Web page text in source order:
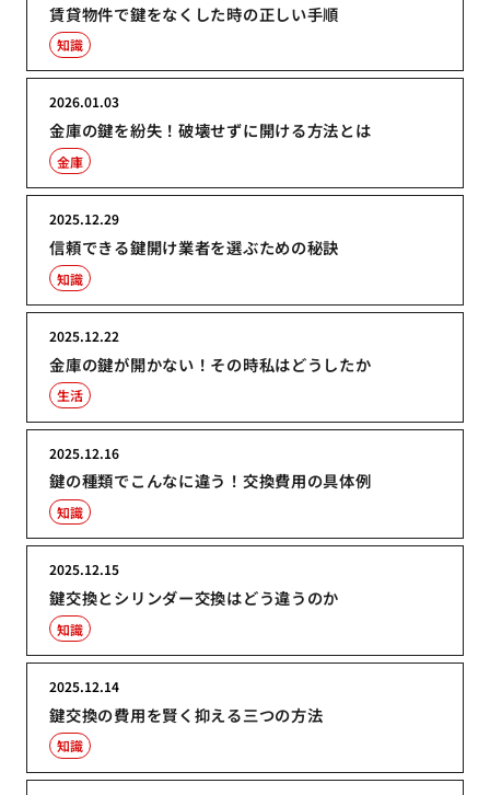
賃貸物件で鍵をなくした時の正しい手順
知識
金庫の鍵を紛失！破壊せずに開ける方法とは
2026.01.03
金庫
信頼できる鍵開け業者を選ぶための秘訣
2025.12.29
知識
金庫の鍵が開かない！その時私はどうしたか
2025.12.22
生活
鍵の種類でこんなに違う！交換費用の具体例
2025.12.16
知識
鍵交換とシリンダー交換はどう違うのか
2025.12.15
知識
鍵交換の費用を賢く抑える三つの方法
2025.12.14
知識